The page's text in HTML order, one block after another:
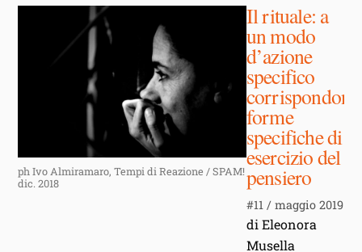
ph Ivo Almiramaro, Tempi di Reazione / SPAM!
dic. 2018
Il rituale: a
un modo
d’azione
specifico
corrispondono
forme
specifiche di
esercizio del
pensiero
#11 / maggio 2019
di Eleonora
Musella